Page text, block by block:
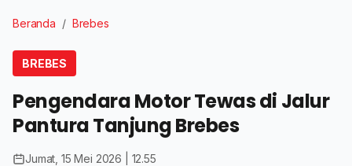
Beranda / Brebes
BREBES
Pengendara Motor Tewas di Jalur
Pantura Tanjung Brebes
Jumat, 15 Mei 2026 | 12.55